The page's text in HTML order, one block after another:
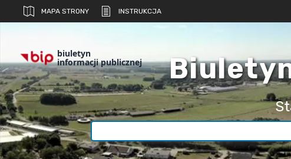
MAPA STRONY INSTRUKCJA
biuletyn
informacji publicznej